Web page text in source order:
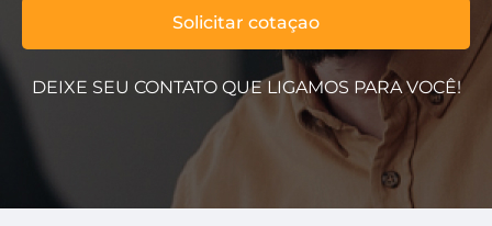
Solicitar cotaçao
DEIXE SEU CONTATO QUE LIGAMOS PARA VOCÊ!